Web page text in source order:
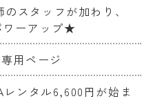
スタッフが加わり、
ワーアップ★
用ページ
ンタル6,600円が始ま